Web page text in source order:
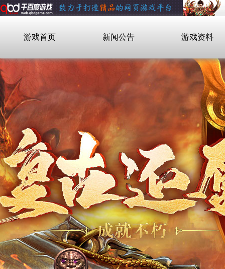
游戏首页 新闻公告 游戏资料